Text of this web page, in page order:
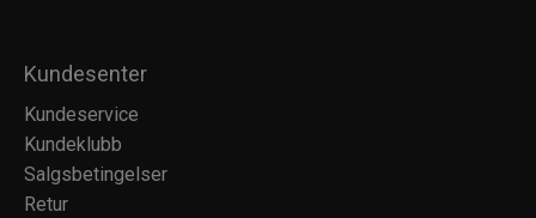
Kundesenter
Kundeservice
Kundeklubb
Salgsbetingelser
Retur